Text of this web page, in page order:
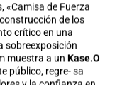
«Camisa de Fuerza
de los
crítico en una
sobreexposición
muestra a un Kase.O
público, regre- sa